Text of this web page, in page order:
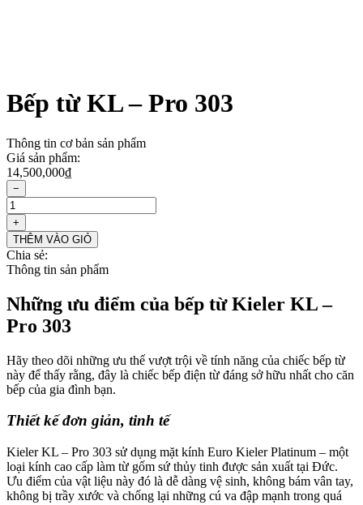
Bếp từ KL – Pro 303
Thông tin cơ bản sản phẩm
Giá sản phẩm:
14,500,000₫
−
Bếp
từ
KL
–
Pro
303
lượng
+
THÊM VÀO GIỎ
Chia sẻ:
Thông tin sản phẩm
Những ưu điểm của bếp từ Kieler KL –
Pro 303
Hãy theo dõi những ưu thế vượt trội về tính năng của chiếc bếp từ
này để thấy rằng, đây là chiếc bếp điện từ đáng sở hữu nhất cho căn
bếp của gia đình bạn.
Thiết kế đơn giản, tinh tế
Kieler KL – Pro 303 sử dụng mặt kính Euro Kieler Platinum – một
loại kính cao cấp làm từ gốm sứ thủy tinh được sản xuất tại Đức.
Ưu điểm của vật liệu này đó là dễ dàng vệ sinh, không bám vân tay,
không bị trầy xước và chống lại những cú va đập mạnh trong quá